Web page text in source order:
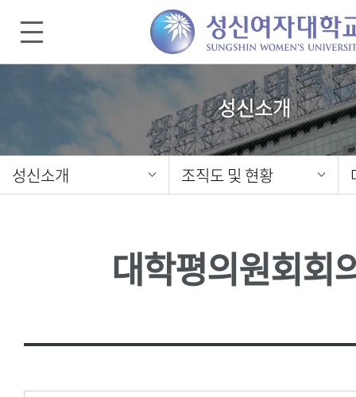
성신소개
성신소개 조직도 및 현황
대학평의원회회